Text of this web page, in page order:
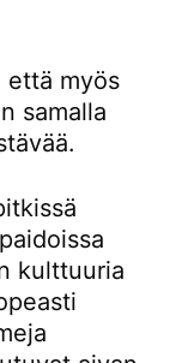
että myös
samalla
kulttuuria